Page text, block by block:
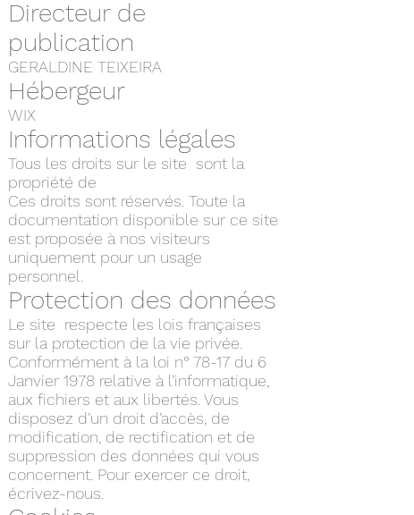
Directeur de
publication
GERALDINE TEIXEIRA
Hébergeur
WIX
Informations légales
Tous les droits sur le site sont la
propriété de
Ces droits sont réservés. Toute la
documentation disponible sur ce site
est proposée à nos visiteurs
uniquement pour un usage
personnel.
Protection des données
Le site respecte les lois françaises
sur la protection de la vie privée.
Conformément à la loi n° 78-17 du 6
Janvier 1978 relative à l’informatique,
aux fichiers et aux libertés. Vous
disposez d’un droit d’accès, de
modification, de rectification et de
suppression des données qui vous
concernent. Pour exercer ce droit,
écrivez-nous.